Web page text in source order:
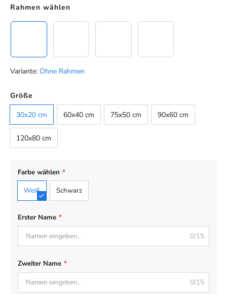
Rahmen wählen
Variante: Ohne Rahmen
Farbe
Default
Größe
30x20 cm
60x40 cm 75x50 cm 90x60 cm
120x80 cm
Farbe wählen *
Weiß
Schwarz
Erster Name *
0/15
Zweiter Name *
0/15